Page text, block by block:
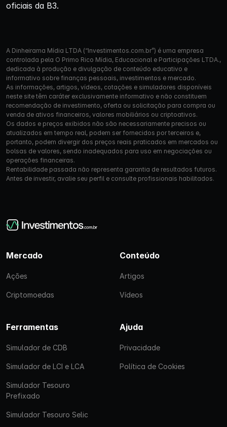
oficiais da B3.
A Dinheirama Mídia LTDA (“Investimentos.com.br”) é uma empresa
controlada pela O Primo Rico Mídia, Educacional e Participações LTDA.,
dedicada à produção e divulgação de conteúdo educativo e
informativo sobre finanças pessoais, investimentos e mercado.
As informações, artigos, vídeos, cotações e simuladores disponíveis
neste site têm caráter exclusivamente informativo e não constituem
recomendação de investimento, oferta ou solicitação para compra ou
venda de ativos financeiros, valores mobiliários ou criptoativos.
Os dados e preços exibidos não são necessariamente precisos ou
atualizados em tempo real, podem ser fornecidos por terceiros e,
portanto, podem divergir dos preços reais praticados em mercados ou
bolsas de valores, sendo inadequados para uso em negociações ou
operações financeiras.
Rentabilidade passada não representa garantia de resultados futuros.
Antes de investir, avalie seu perfil e consulte profissionais habilitados.
Mercado
Ações
Criptomoedas
Conteúdo
Artigos
Vídeos
Ferramentas
Simulador de CDB
Simulador de LCI e LCA
Simulador Tesouro
Prefixado
Simulador Tesouro Selic
Ajuda
Privacidade
Política de Cookies